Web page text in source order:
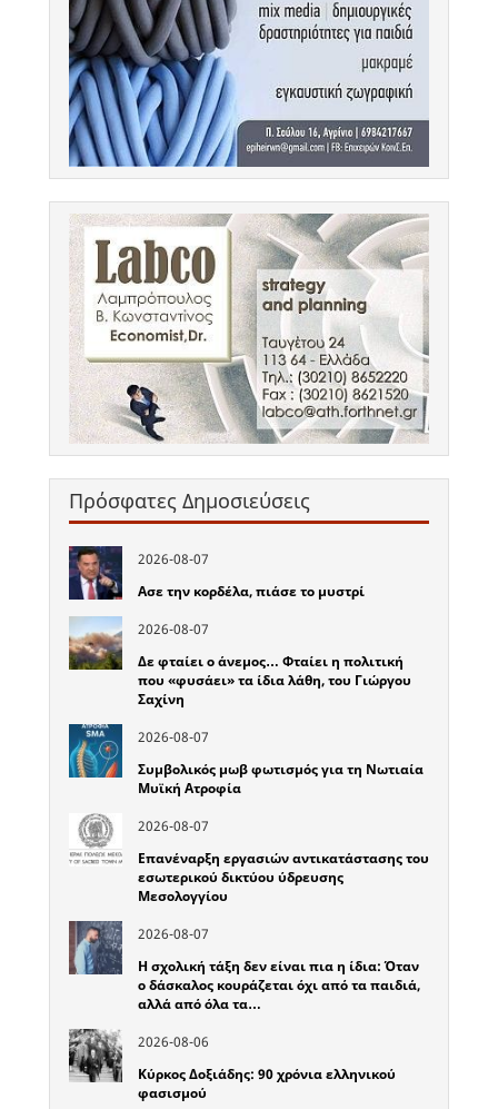
Πρόσφατες Δημοσιεύσεις
2026-08-07
Ασε την κορδέλα, πιάσε το μυστρί
2026-08-07
Δε φταίει ο άνεμος… Φταίει η πολιτική
που «φυσάει» τα ίδια λάθη, του Γιώργου
Σαχίνη
2026-08-07
Συμβολικός μωβ φωτισμός για τη Νωτιαία
Μυϊκή Ατροφία
2026-08-07
Επανέναρξη εργασιών αντικατάστασης του
εσωτερικού δικτύου ύδρευσης
Μεσολογγίου
2026-08-07
Η σχολική τάξη δεν είναι πια η ίδια: Όταν
ο δάσκαλος κουράζεται όχι από τα παιδιά,
αλλά από όλα τα…
2026-08-06
Κύρκος Δοξιάδης: 90 χρόνια ελληνικού
φασισμού